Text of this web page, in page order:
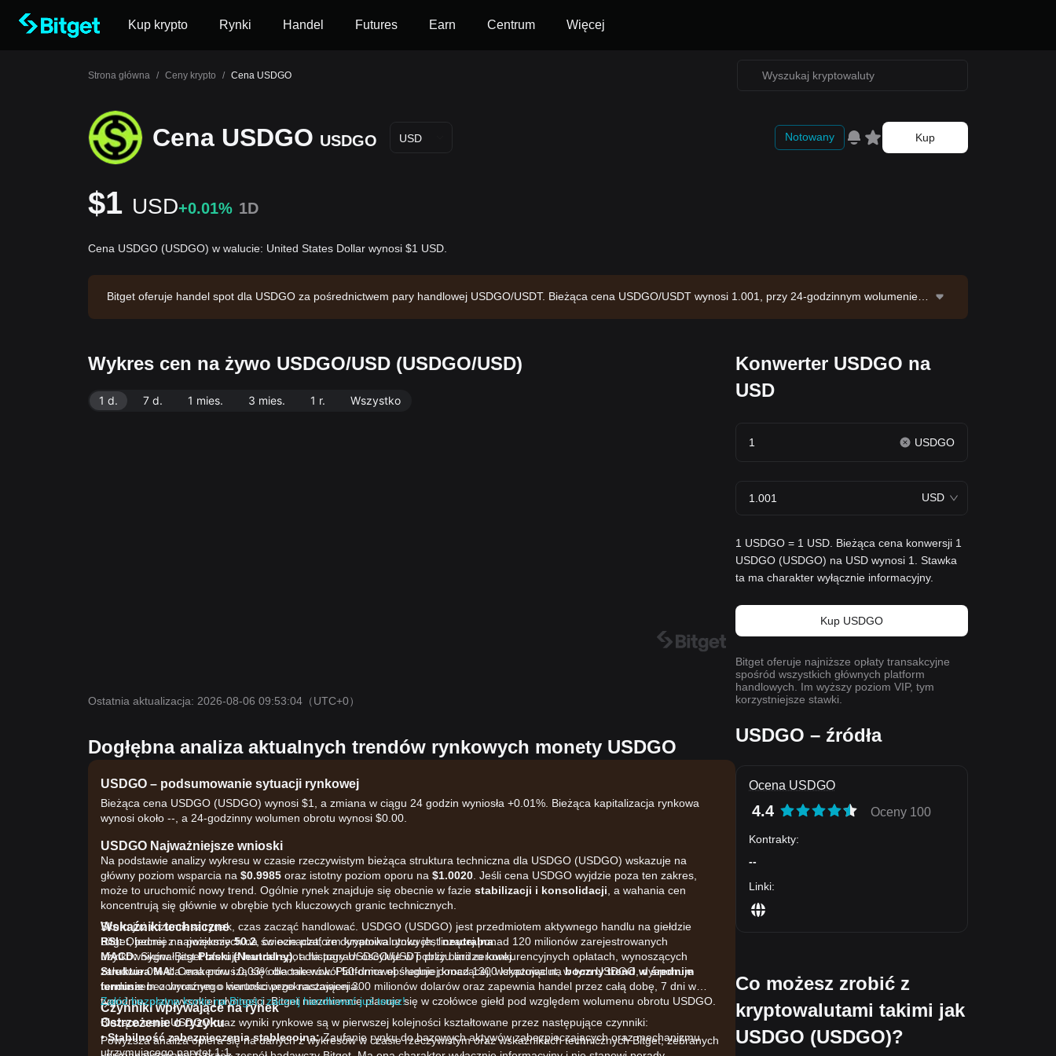
Kup krypto Rynki Handel Futures Earn Centrum Więcej
Strona główna / Ceny krypto / Cena USDGO
Cena USDGO USDGO USD Notowany Kup
$1 USD+0.01% 1D
Cena USDGO (USDGO) w walucie: United States Dollar wynosi $1 USD.
Bitget oferuje handel spot dla USDGO za pośrednictwem pary handlowej USDGO/USDT. Bieżąca cena USDGO/USDT wynosi 1.001, przy 24-godzinnym wolumenie o
Wykres cen na żywo USDGO/USD (USDGO/USD)
1 d. 7 d. 1 mies. 3 mies. 1 r. Wszystko
Ostatnia aktualizacja: 2026-08-06 09:53:04 （UTC+0）
Dogłębna analiza aktualnych trendów rynkowych monety USDGO
USDGO – podsumowanie sytuacji rynkowej
Bieżąca cena USDGO (USDGO) wynosi $1, a zmiana w ciągu 24 godzin wyniosła +0.01%. Bieżąca kapitalizacja rynkowa
wynosi około --, a 24-godzinny wolumen obrotu wynosi $0.00.
USDGO Najważniejsze wnioski
Na podstawie analizy wykresu w czasie rzeczywistym bieżąca struktura techniczna dla USDGO (USDGO) wskazuje na
główny poziom wsparcia na $0.9985 oraz istotny poziom oporu na $1.0020 . Jeśli cena USDGO wyjdzie poza ten zakres,
może to uruchomić nowy trend. Ogólnie rynek znajduje się obecnie w fazie stabilizacji i konsolidacji , a wahania cen
koncentrują się głównie w obrębie tych kluczowych granic technicznych.
Wskaźniki techniczne
RSI:Obecnie na poziomie50.2, co oznacza, że dynamika rynku jestneutralna.
MACD:Sygnał jestPłaski (Neutralny), a histogram oscyluje w pobliżu linii zerowej.
Struktura MA:Cena porusza się obecnie wokół 50-dniowej średniej kroczącej, wskazując naboczny trend w średnim
terminiebez wyraźnego kierunkowego nastawienia.
Czynniki wpływające na rynek
Bieżąca cena USDGO oraz wyniki rynkowe są w pierwszej kolejności kształtowane przez następujące czynniki:
•Stabilność zabezpieczenia stablecoina:Zaufanie rynku do bazowych aktywów zabezpieczających oraz mechanizmu
utrzymującego parytet 1:1.
Skoro już rozumiesz rynek, czas zacząć handlować. USDGO (USDGO) jest przedmiotem aktywnego handlu na giełdzie
Bitget, jednej z największych na świecie platform kryptowalutowych, liczącej ponad 120 milionów zarejestrowanych
użytkowników. Bitget oferuje handel spot dla pary USDGO/USDT przy bardzo konkurencyjnych opłatach, wynoszących
zaledwie 0% dla makerów i 0,03% dla takerów. Platforma obsługuje ponad 1300 kryptowalut, w tym USDGO, dysponuje
funduszem ochronnym o wartości przekraczającej 300 milionów dolarów oraz zapewnia handel przez całą dobę, 7 dni w
tygodniu, przy wysokiej płynności. Bitget niezmiennie plasuje się w czołówce giełd pod względem wolumenu obrotu USDGO.
Załóż bezpłatne konto na Bitget i zacznij handlować już teraz!
Ostrzeżenie o ryzyku
Powyższa analiza opiera się na danych z wykresów w czasie rzeczywistym oraz wskaźnikach technicznych Bitget, zebranych
Konwerter USDGO na
USD
USDGO
USD
1 USDGO = 1 USD. Bieżąca cena konwersji 1
USDGO (USDGO) na USD wynosi 1. Stawka
ta ma charakter wyłącznie informacyjny.
Kup USDGO
Bitget oferuje najniższe opłaty transakcyjne
spośród wszystkich głównych platform
handlowych. Im wyższy poziom VIP, tym
korzystniejsze stawki.
USDGO – źródła
Ocena USDGO
4.4 Oceny 100
Kontrakty:
--
Linki:
Co możesz zrobić z
kryptowalutami takimi jak
USDGO (USDGO)?